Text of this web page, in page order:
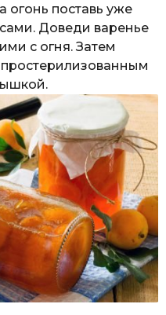
огонь поставь уже
Доведи варенье
с огня. Затем